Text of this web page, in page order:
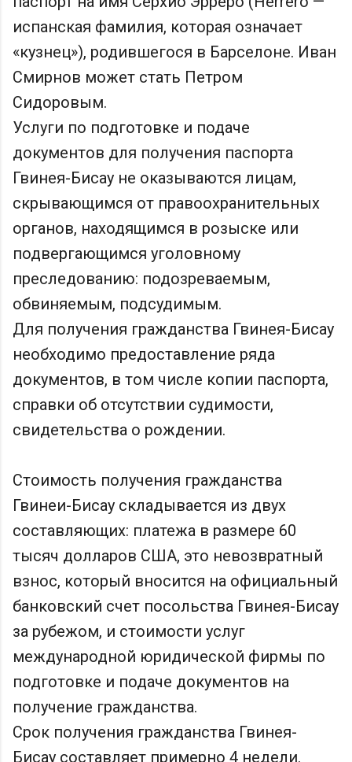
испанская фамилия, которая означает
«кузнец»), родившегося в Барселоне. Иван
Смирнов может стать Петром
Сидоровым.
Услуги по подготовке и подаче
документов для получения паспорта
Гвинея-Бисау не оказываются лицам,
скрывающимся от правоохранительных
органов, находящимся в розыске или
подвергающимся уголовному
преследованию: подозреваемым,
обвиняемым, подсудимым.
Для получения гражданства Гвинея-Бисау
необходимо предоставление ряда
документов, в том числе копии паспорта,
справки об отсутствии судимости,
свидетельства о рождении.
Стоимость получения гражданства
Гвинеи-Бисау складывается из двух
составляющих: платежа в размере 60
тысяч долларов США, это невозвратный
взнос, который вносится на официальный
банковский счет посольства Гвинея-Бисау
за рубежом, и стоимости услуг
международной юридической фирмы по
подготовке и подаче документов на
получение гражданства.
Срок получения гражданства Гвинея-
Бисау составляет примерно 4 недели.